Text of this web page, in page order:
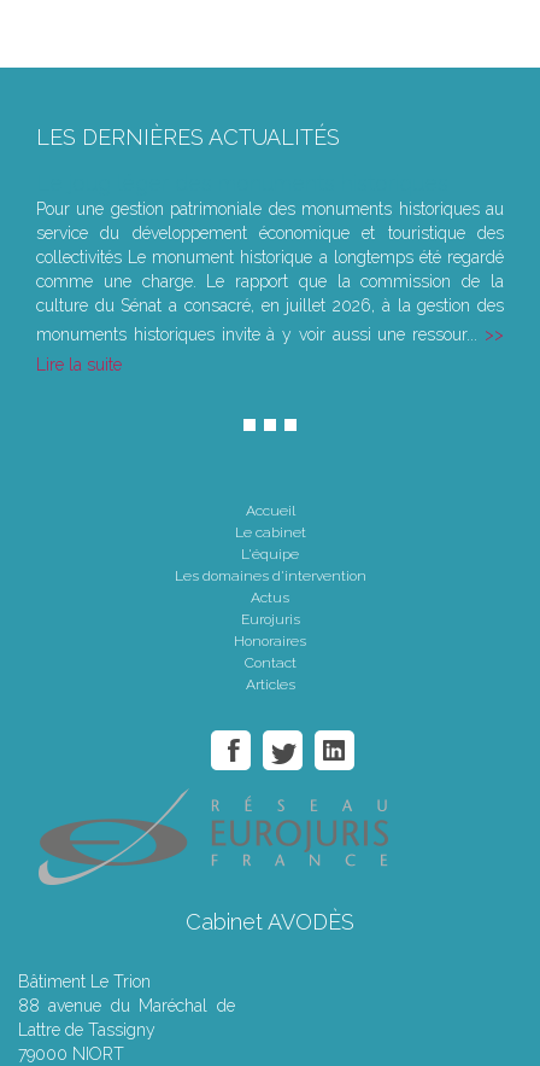
LES DERNIÈRES ACTUALITÉS
Pour une gestion patrimoniale des monuments historiques au
service du développement économique et touristique des
collectivités Le monument historique a longtemps été regardé
comme une charge. Le rapport que la commission de la
culture du Sénat a consacré, en juillet 2026, à la gestion des
monuments historiques invite à y voir aussi une ressour...
Lire la suite
Accueil
Le cabinet
L'équipe
Les domaines d'intervention
Actus
Eurojuris
Honoraires
Contact
Articles
Cabinet AVODÈS
Bâtiment Le Trion
88 avenue du Maréchal de
Lattre de Tassigny
79000 NIORT